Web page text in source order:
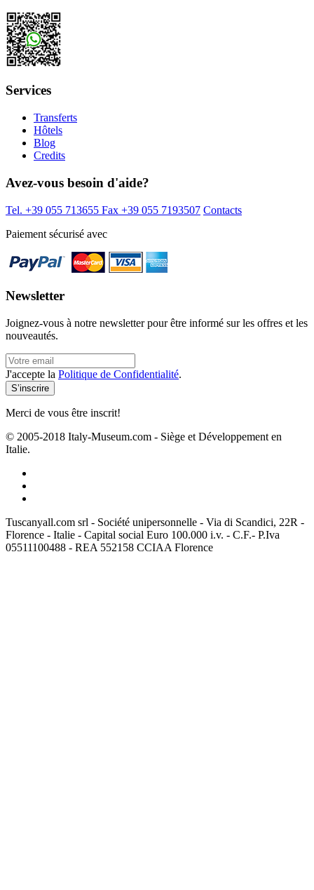
Services
Transferts
Hôtels
Blog
Credits
Avez-vous besoin d'aide?
Tel. +39 055 713655 Fax +39 055 7193507 Contacts
Paiement sécurisé avec
Newsletter
Joignez-vous à notre newsletter pour être informé sur les offres et les
nouveautés.
J'accepte la Politique de Confidentialité.
Merci de vous être inscrit!
© 2005-2018 Italy-Museum.com - Siège et Développement en
Italie.
Tuscanyall.com srl - Société unipersonnelle - Via di Scandici, 22R -
Florence - Italie - Capital social Euro 100.000 i.v. - C.F.- P.Iva
05511100488 - REA 552158 CCIAA Florence